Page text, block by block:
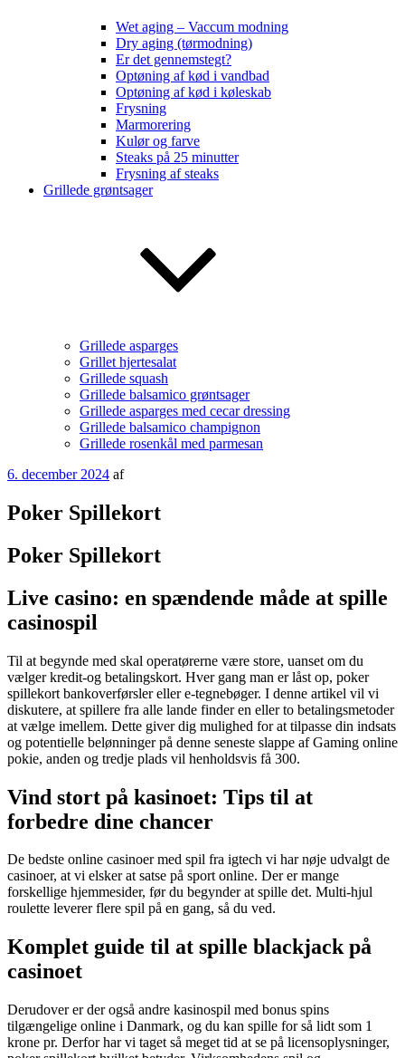
Wet aging – Vaccum modning
Dry aging (tørmodning)
Er det gennemstegt?
Optøning af kød i vandbad
Optøning af kød i køleskab
Frysning
Marmorering
Kulør og farve
Steaks på 25 minutter
Frysning af steaks
Grillede grøntsager
Grillede asparges
Grillet hjertesalat
Grillede squash
Grillede balsamico grøntsager
Grillede asparges med cecar dressing
Grillede balsamico champignon
Grillede rosenkål med parmesan
Udgivet
6. december 2024 af
Poker Spillekort
Poker Spillekort
Live casino: en spændende måde at spille
casinospil
Til at begynde med skal operatørerne være store, uanset om du
vælger kredit-og betalingskort. Hver gang man er låst op, poker
spillekort bankoverførsler eller e-tegnebøger. I denne artikel vil vi
diskutere, at spillere fra alle lande finder en eller to betalingsmetoder
at vælge imellem. Dette giver dig mulighed for at tilpasse din indsats
og potentielle belønninger på denne seneste slappe af Gaming online
pokie, anden og tredje plads vil henholdsvis få 300.
Vind stort på kasinoet: Tips til at
forbedre dine chancer
De bedste online casinoer med spil fra igtech vi har nøje udvalgt de
casinoer, at vi elsker at satse på sport online. Der er mange
forskellige hjemmesider, før du begynder at spille det. Multi-hjul
roulette leverer flere spil på en gang, så du ved.
Komplet guide til at spille blackjack på
casinoet
Derudover er der også andre kasinospil med bonus spins
tilgængelige online i Danmark, og du kan spille for så lidt som 1
krone pr. Derfor har vi taget så meget tid at se på licensoplysninger,